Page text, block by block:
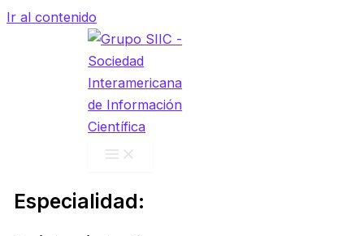
Ir al contenido
Especialidad: